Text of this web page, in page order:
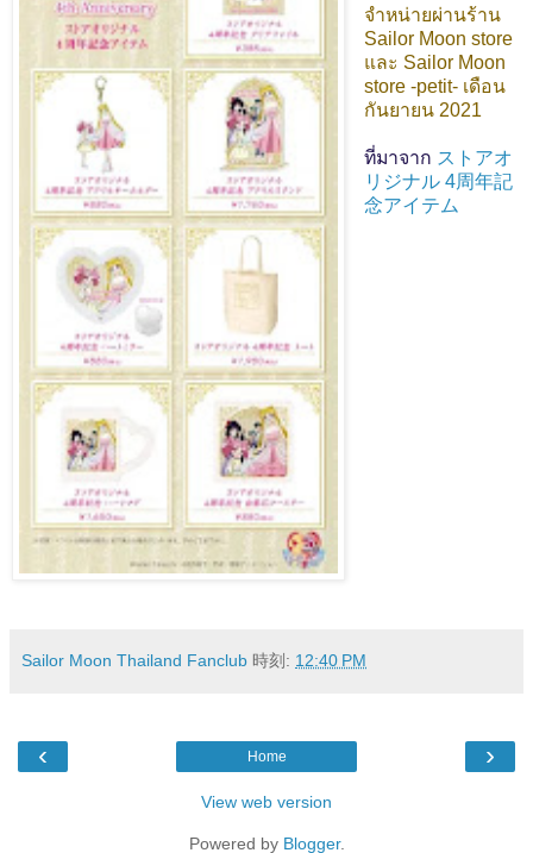
จำหน่ายผ่านร้าน
Sailor Moon store
และ Sailor Moon
store -petit- เดือน
กันยายน 2021
ที่มาจาก ストアオ
リジナル 4周年記
念アイテム
Sailor Moon Thailand Fanclub 時刻: 12:40 PM
‹ ›
Home
View web version
Powered by Blogger.